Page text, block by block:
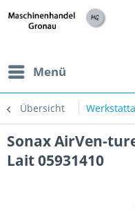
Menü
Übersicht
Sonax AirVen-
Lait 05931410